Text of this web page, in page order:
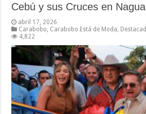
Cebú y sus Cruces en
abril 17, 2026
Carabobo, Carabobo Está de Moda,
4,822